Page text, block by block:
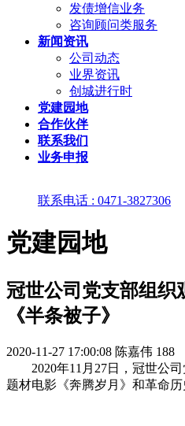
发债增信业务
咨询顾问类服务
新闻资讯
公司动态
业界资讯
创城进行时
党建园地
合作伙伴
联系我们
业务申报
联系电话 : 0471-3827306
党建园地
冠世公司党支部组织
《半条被子》
2020-11-27 17:00:08 陈嘉伟 188
2020年11月27日，冠世公
题材电影《奔腾岁月》和革命历